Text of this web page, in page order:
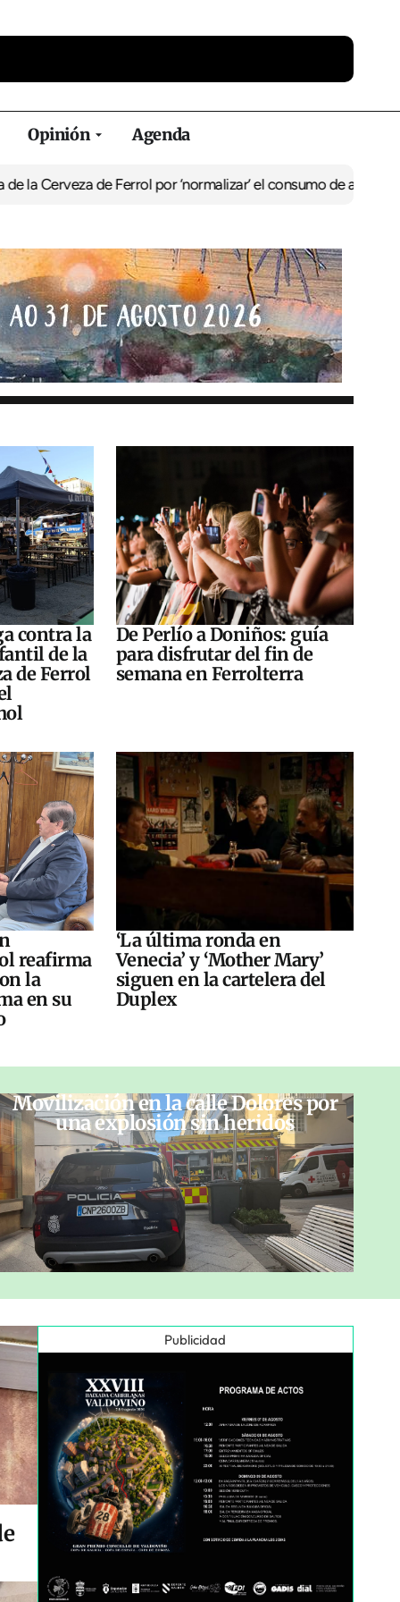
Opinión Agenda
de Ferrol por ‘normalizar’ el consumo de alcoholDe Perlío a
contra la
de la
de Ferrol
De Perlío a Doniños: guía
para disfrutar del fin de
semana en Ferrolterra
reafirma
la
en su
‘La última ronda en
Venecia’ y ‘Mother Mary’
siguen en la cartelera del
Duplex
Movilización en la calle Dolores por
una explosión sin heridos
Publicidad